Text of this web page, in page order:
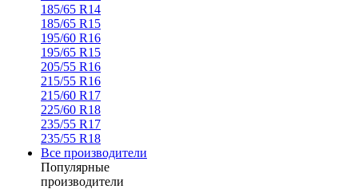
185/65 R14
185/65 R15
195/60 R16
195/65 R15
205/55 R16
215/55 R16
215/60 R17
225/60 R18
235/55 R17
235/55 R18
Все производители
Популярные
производители